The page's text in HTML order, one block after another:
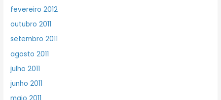
fevereiro 2012
outubro 2011
setembro 2011
agosto 2011
julho 2011
junho 2011